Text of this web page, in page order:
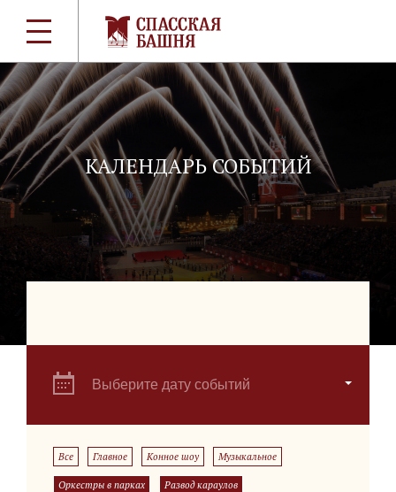
КАЛЕНДАРЬ СОБЫТИЙ
Выберите дату событий
Все Главное Конное шоу Музыкальное
Оркестры в парках Развод караулов